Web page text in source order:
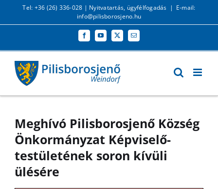
KihagyásTel: +36 (26) 336-028 | Nyitvatartás, ügyfélfogadás | E-mail:
info@pilisborosjeno.hu
FacebookYouTube
X Email:
Meghívó Pilisborosjenő Község
Önkormányzat Képviselő-
testületének soron kívüli
ülésére